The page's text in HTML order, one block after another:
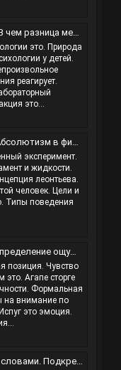
Эмоции положительные и отрицательные.
это. Природа
у детей.
реагирует.
это...
функциям. Теологический подход.
эксперимент.
и жидкости.
леонтьева.
человек. Цели и
Типы поведения
Невербальное общение в психологии.
позиция. Чувство
это. Агапе сторге
Формальная
на внимание по
это эмоция.
функции. Понятие бессознательного.